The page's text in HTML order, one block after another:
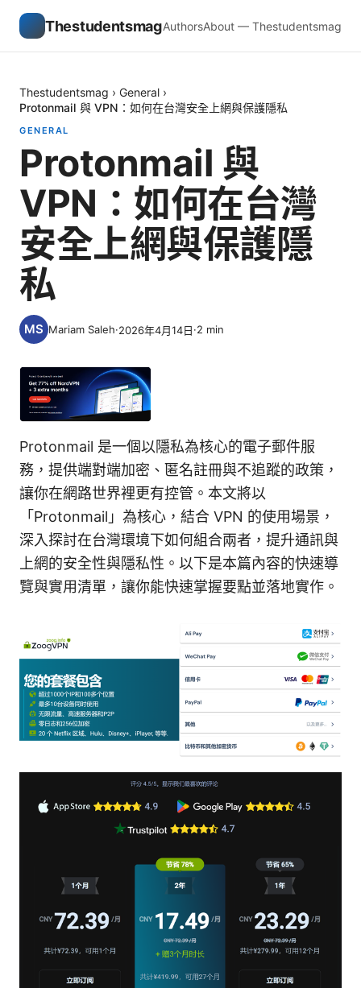
ThestudentsmagAuthorsAbout — Thestudentsmag
Thestudentsmag › General ›
Protonmail 與 VPN：如何在台灣安全上網與保護隱私
GENERAL
Protonmail 與
VPN：如何在台灣
安全上網與保護隱
私
Mariam Saleh·2026年4月14日·2 min
Protonmail 是一個以隱私為核心的電子郵件服
務，提供端對端加密、匿名註冊與不追蹤的政策，
讓你在網路世界裡更有控管。本文將以
「Protonmail」為核心，結合 VPN 的使用場景，
深入探討在台灣環境下如何組合兩者，提升通訊與
上網的安全性與隱私性。以下是本篇內容的快速導
覽與實用清單，讓你能快速掌握要點並落地實作。